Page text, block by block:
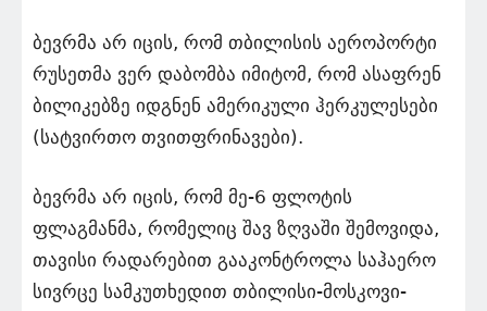
ბევრმა არ იცის, რომ თბილისის აეროპორტი
რუსეთმა ვერ დაბომბა იმიტომ, რომ ასაფრენ
ბილიკებზე იდგნენ ამერიკული ჰერკულესები
(სატვირთო თვითფრინავები).
ბევრმა არ იცის, რომ მე-6 ფლოტის
ფლაგმანმა, რომელიც შავ ზღვაში შემოვიდა,
თავისი რადარებით გააკონტროლა საჰაერო
სივრცე სამკუთხედით თბილისი-მოსკოვი-